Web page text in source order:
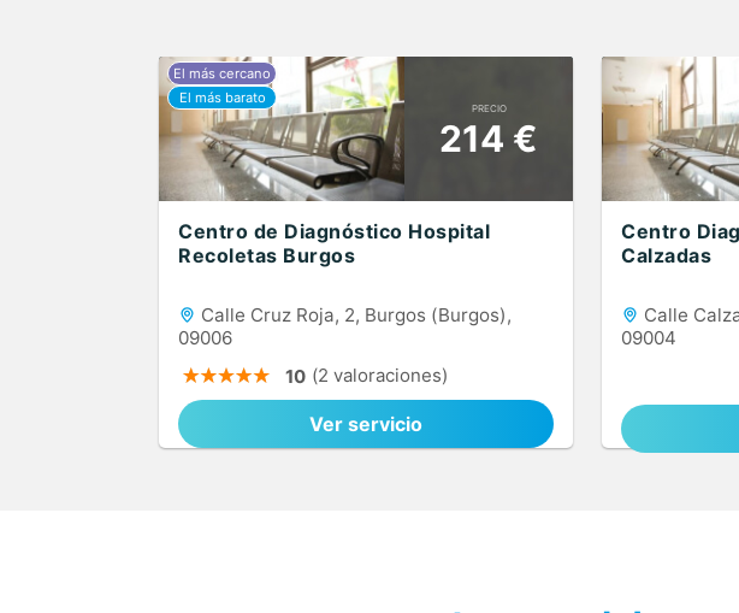
PRECIO
214 €
Centro de Diagnóstico Hospital
Recoletas Burgos
Calle Cruz Roja, 2, Burgos (Burgos),
09006
10 (2 valoraciones)
Ver servicio
Centro
Calzadas
Calle
09004